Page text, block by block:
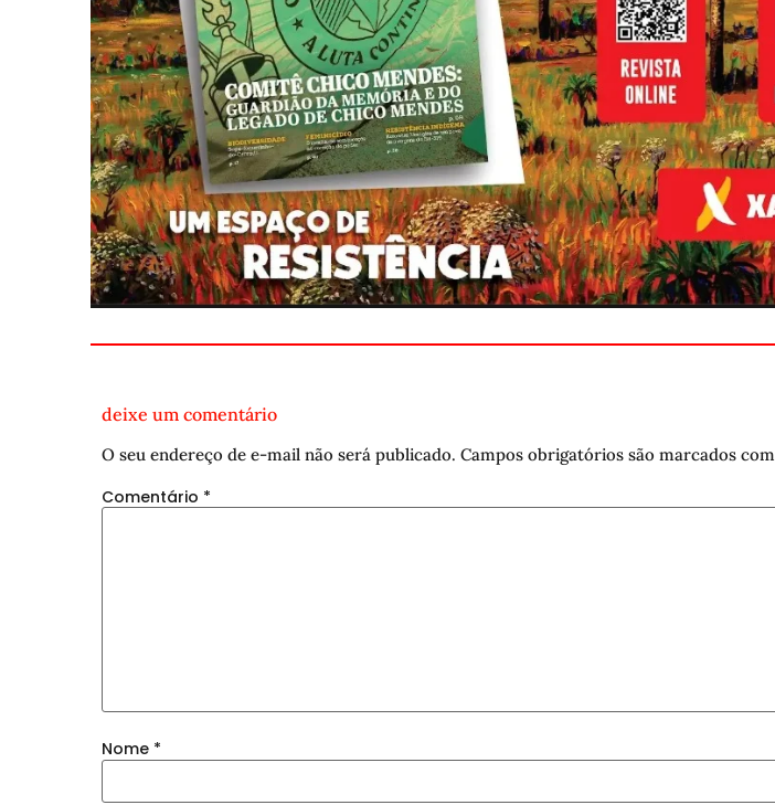
deixe um comentário
O seu endereço de e-mail não será publicado. Campos obrigatórios são marcados com
Comentário *
Nome *